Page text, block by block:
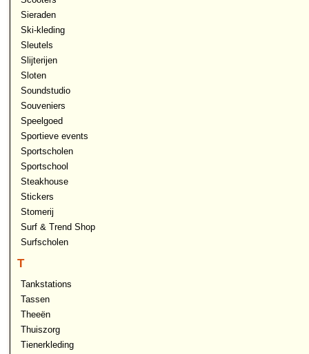
Sieraden
Ski-kleding
Sleutels
Slijterijen
Sloten
Soundstudio
Souveniers
Speelgoed
Sportieve events
Sportscholen
Sportschool
Steakhouse
Stickers
Stomerij
Surf & Trend Shop
Surfscholen
T
Tankstations
Tassen
Theeën
Thuiszorg
Tienerkleding